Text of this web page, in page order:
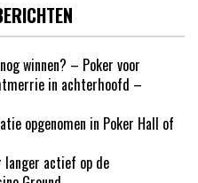
winnen? – Poker voor
in achterhoofd –
opgenomen in Poker Hall of
langer actief op de